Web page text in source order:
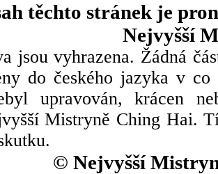
těchto stránek je
Nejvyšší
jsou vyhrazena. Žádná
do českého jazyka v
upravován, krácen
Mistryně Ching Hai.
© Nejvyšší